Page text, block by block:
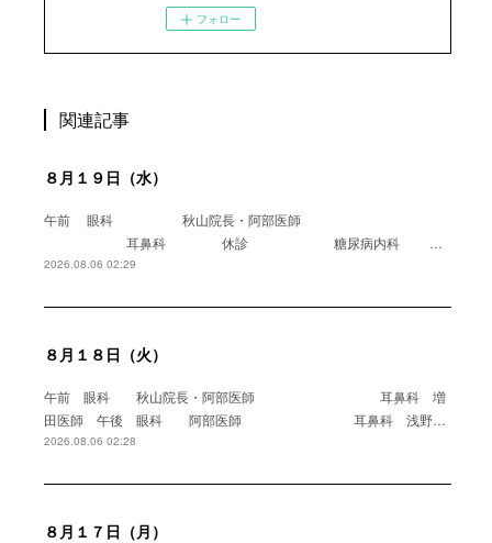
フォロー
関連記事
８月１９日（水）
午前 眼科 秋山院長・阿部医師
耳鼻科 休診 糖尿病内科 …
2026.08.06 02:29
８月１８日（火）
午前 眼科 秋山院長・阿部医師 耳鼻科 増
田医師 午後 眼科 阿部医師 耳鼻科 浅野…
2026.08.06 02:28
８月１７日（月）